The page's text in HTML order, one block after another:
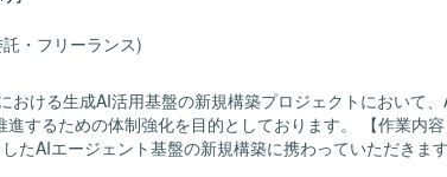
フレームワークを利用した実装を行っていただきます。
利用し、Pytestによるテストを実施いたします。
・フリーランス)
おける生成AI活用基盤の新規構築プロジェクトにおいて
めの体制強化を目的としております。 【作業内容】 大手企業
たAIエージェント基盤の新規構築に携わっていただきま